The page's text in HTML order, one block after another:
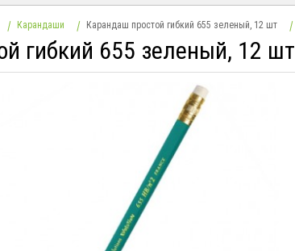
Карандаши Карандаш простой гибкий 655 зеленый, 12 шт
гибкий 655 зеленый, 12 шт